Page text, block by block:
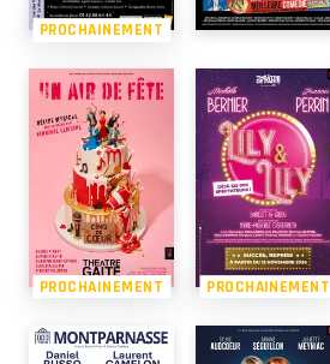
PROCHAINEMENT
PROCHAINEMENT PROCHAINEMENT